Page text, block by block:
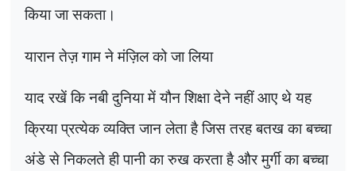
किया जा सकता।
यारान तेज़ गाम ने मंज़िल को जा लिया
याद रखें कि नबी दुनिया में यौन शिक्षा देने नहीं आए थे यह
क्रिया प्रत्येक व्यक्ति जान लेता है जिस तरह बतख का बच्चा
अंडे से निकलते ही पानी का रुख करता है और मुर्गी का बच्चा